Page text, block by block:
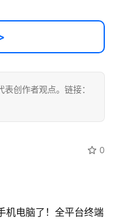
创作者观点。链接：
0
机电脑了！全平台终端